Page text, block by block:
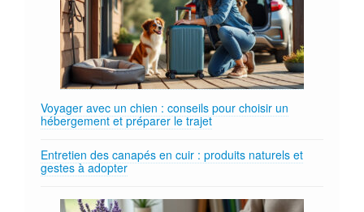
Voyager avec un chien : conseils pour choisir un
hébergement et préparer le trajet
Entretien des canapés en cuir : produits naturels et
gestes à adopter